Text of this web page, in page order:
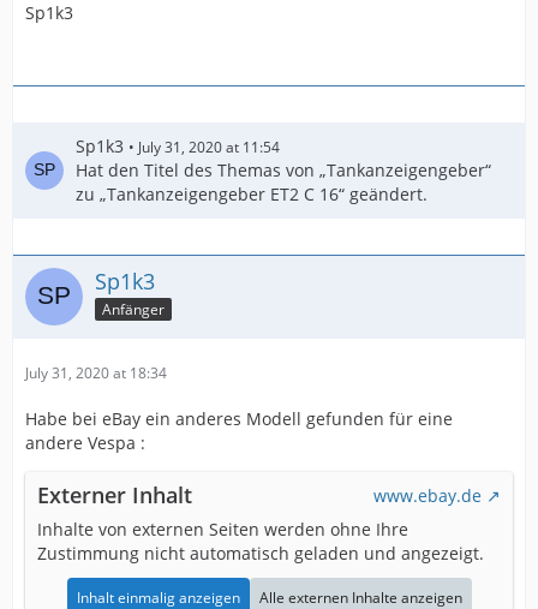
Sp1k3
Sp1k3 July 31, 2020 at 11:54
Hat den Titel des Themas von „Tankanzeigengeber“
zu „Tankanzeigengeber ET2 C 16“ geändert.
Sp1k3
Anfänger
July 31, 2020 at 18:34
Habe bei eBay ein anderes Modell gefunden für eine
andere Vespa :
Externer Inhalt
www.ebay.de
Inhalte von externen Seiten werden ohne Ihre
Zustimmung nicht automatisch geladen und angezeigt.
Inhalt einmalig anzeigen Alle externen Inhalte anzeigen